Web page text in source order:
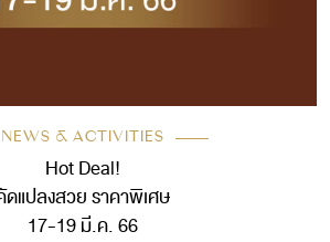
NEWS & ACTIVITIES
Hot Deal!
ดแปลงสวย ราคาพิเศษ
17-19 มี.ค. 66